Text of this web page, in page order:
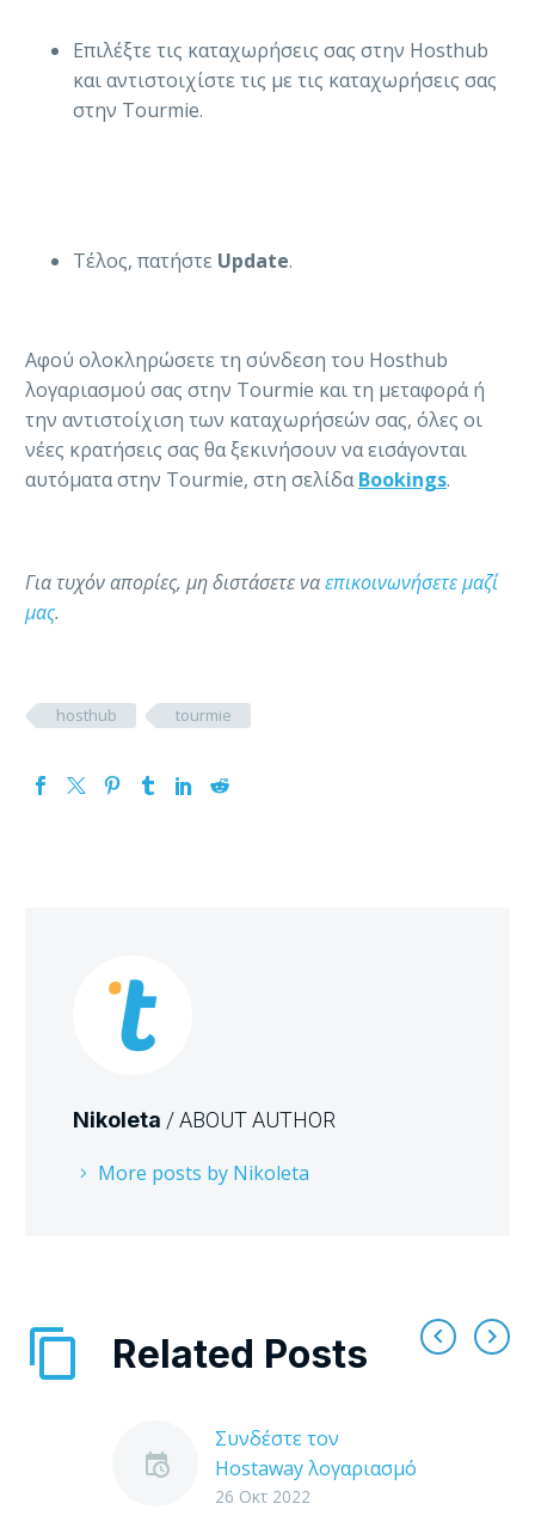
Eπιλέξτε τις καταχωρήσεις σας στην Hosthub
και αντιστοιχίστε τις με τις καταχωρήσεις σας
στην Tourmie.
Τέλος, πατήστε Update.
Αφού ολοκληρώσετε τη σύνδεση του Hosthub
λογαριασμού σας στην Tourmie και τη μεταφορά ή
την αντιστοίχιση των καταχωρήσεών σας, όλες οι
νέες κρατήσεις σας θα ξεκινήσουν να εισάγονται
αυτόματα στην Tourmie, στη σελίδαBookings.
Για τυχόν απορίες, μη διστάσετε ναεπικοινωνήσετε μαζί
μας.
hosthub tourmie
Nikoleta / ABOUT AUTHOR
More posts by Nikoleta
Related Posts
Συνδέστε τον
Hostaway λογαριασμό
σας στην Tourmie
26 Οκτ 2022